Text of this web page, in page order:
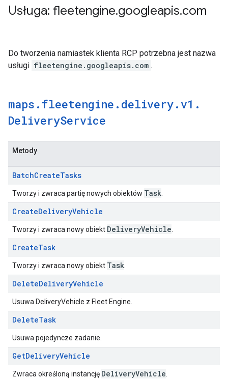
Usługa: fleetengine.googleapis.com
Do tworzenia namiastek klienta RCP potrzebna jest nazwa
usługi fleetengine.googleapis.com .
maps . fleetengine . delivery. v1 .
DeliveryService
Metody
BatchCreateTasks
Tworzy i zwraca partię nowych obiektów Task
CreateDeliveryVehicle
Tworzy i zwraca nowy obiekt DeliveryVehicle
CreateTask
Tworzy i zwraca nowy obiekt Task
DeleteDeliveryVehicle
Usuwa DeliveryVehicle z Fleet Engine.
DeleteTask
Usuwa pojedyncze zadanie.
GetDeliveryVehicle
Zwraca określoną instancję DeliveryVehicle